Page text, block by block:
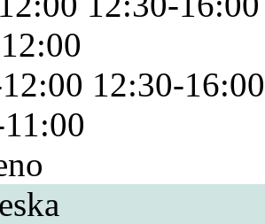
12:30-16:00